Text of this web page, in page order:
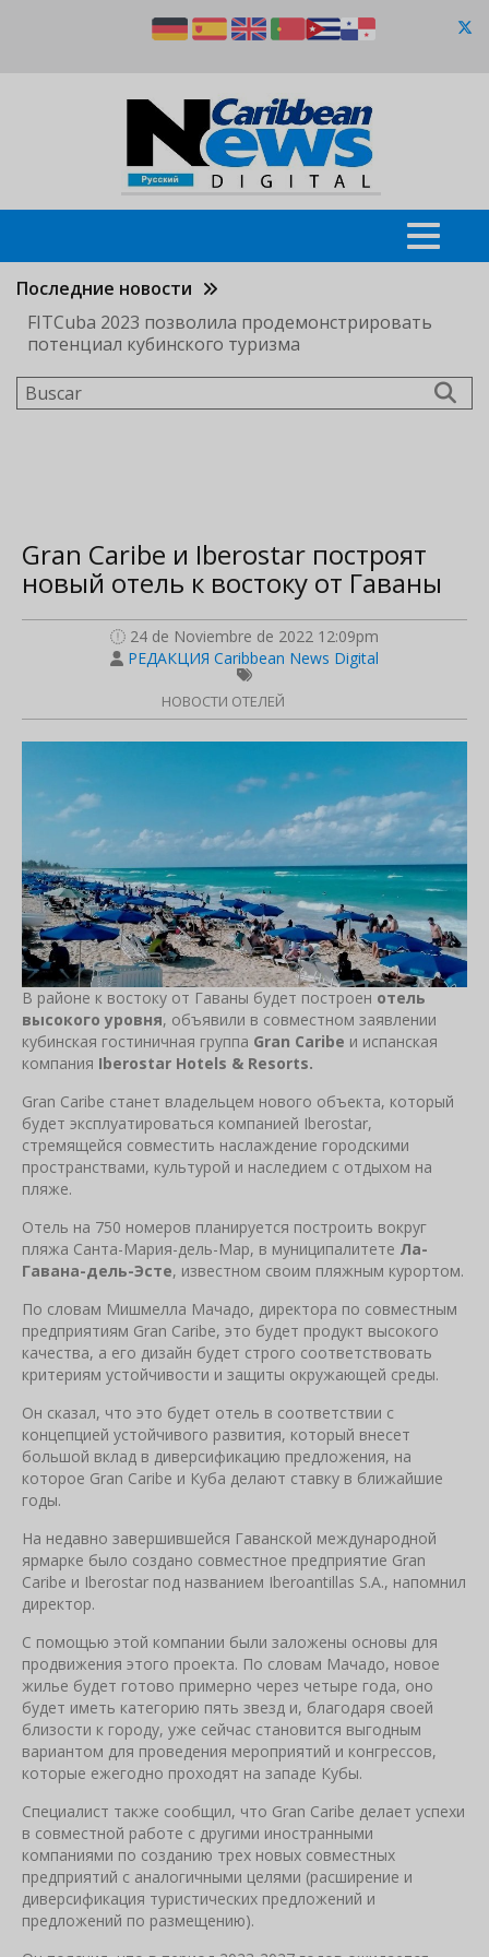
Последние новости
FITCuba 2023 позволила продемонстрировать
потенциал кубинского туризма
Buscar
Gran Caribe и Iberostar построят
новый отель к востоку от Гаваны
24 de Noviembre de 2022 12:09pm
РЕДАКЦИЯ Caribbean News Digital
НОВОСТИ ОТЕЛЕЙ
В районе к востоку от Гаваны будет построен отель
высокого уровня, объявили в совместном заявлении
кубинская гостиничная группа Gran Caribe и испанская
компания Iberostar Hotels & Resorts.
Gran Caribe станет владельцем нового объекта, который
будет эксплуатироваться компанией Iberostar,
стремящейся совместить наслаждение городскими
пространствами, культурой и наследием с отдыхом на
пляже.
Отель на 750 номеров планируется построить вокруг
пляжа Санта-Мария-дель-Мар, в муниципалитете Ла-
Гавана-дель-Эсте, известном своим пляжным курортом.
По словам Мишмелла Мачадо, директора по совместным
предприятиям Gran Caribe, это будет продукт высокого
качества, а его дизайн будет строго соответствовать
критериям устойчивости и защиты окружающей среды.
Он сказал, что это будет отель в соответствии с
концепцией устойчивого развития, который внесет
большой вклад в диверсификацию предложения, на
которое Gran Caribe и Куба делают ставку в ближайшие
годы.
На недавно завершившейся Гаванской международной
ярмарке было создано совместное предприятие Gran
Caribe и Iberostar под названием Iberoantillas S.A., напомнил
директор.
С помощью этой компании были заложены основы для
продвижения этого проекта. По словам Мачадо, новое
жилье будет готово примерно через четыре года, оно
будет иметь категорию пять звезд и, благодаря своей
близости к городу, уже сейчас становится выгодным
вариантом для проведения мероприятий и конгрессов,
которые ежегодно проходят на западе Кубы.
Специалист также сообщил, что Gran Caribe делает успехи
в совместной работе с другими иностранными
компаниями по созданию трех новых совместных
предприятий с аналогичными целями (расширение и
диверсификация туристических предложений и
предложений по размещению).